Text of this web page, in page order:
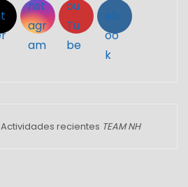
Actividades recientes TEAM NH